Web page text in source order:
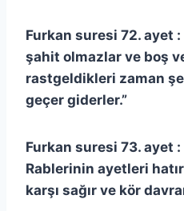
Furkan suresi 72. ayet
şahit olmazlar ve boş
rastgeldikleri zaman
geçer giderler.”
Furkan suresi 73. ayet
Rablerinin ayetleri
karşı sağır ve kör